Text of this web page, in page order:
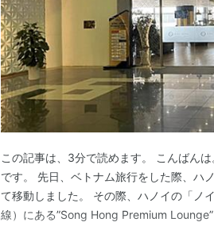
この記事は、3分で読めます。 こんばん
です。 先日、ベトナム旅行をした際、ハ
て移動しました。 その際、ハノイの「ノ
線）にある”Song Hong Premium